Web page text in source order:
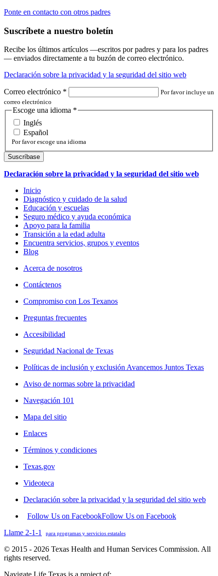
Ponte en contacto con otros padres
Suscríbete a nuestro boletín
Recibe los últimos artículos —escritos por padres y para los padres
— enviados directamente a tu buzón de correo electrónico.
Declaración sobre la privacidad y la seguridad del sitio web
Correo electrónico *
Por favor incluye un
correo electrónico
Escoge una idioma *
Inglés
Español
Por favor escoge una idioma
Declaración sobre la privacidad y la seguridad del sitio web
Inicio
Diagnóstico y cuidado de la salud
Educación y escuelas
Seguro médico y ayuda económica
Apoyo para la familia
Transición a la edad adulta
Encuentra servicios, grupos y eventos
Blog
Acerca de nosotros
Contáctenos
Compromiso con Los Texanos
Preguntas frecuentes
Accesibilidad
Seguridad Nacional de Texas
Políticas de inclusión y exclusión Avancemos Juntos Texas
Aviso de normas sobre la privacidad
Navegación 101
Mapa del sitio
Enlaces
Términos y condiciones
Texas.gov
Videoteca
Declaración sobre la privacidad y la seguridad del sitio web
Follow Us on FacebookFollow Us on Facebook
Llame 2-1-1
para programas y servicios estatales
© 2015 - 2026 Texas Health and Human Services Commission. All
rights reserved.
Navigate Life Texas is a project of: